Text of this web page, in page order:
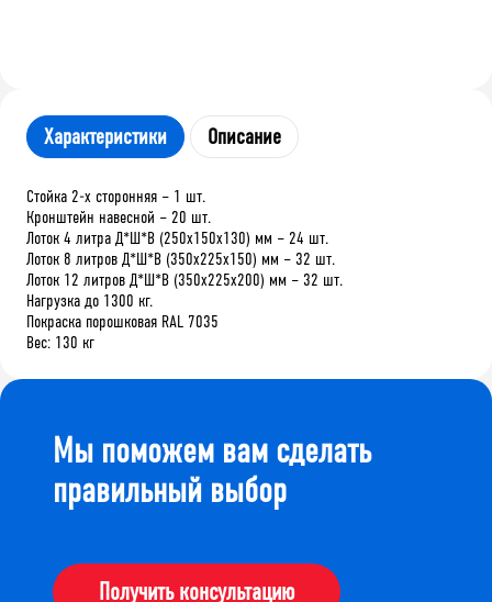
Характеристики Описание
Стойка 2-х сторонняя – 1 шт.
Кронштейн навесной – 20 шт.
Лоток 4 литра Д*Ш*В (250х150х130) мм – 24 шт.
Лоток 8 литров Д*Ш*В (350х225х150) мм – 32 шт.
Лоток 12 литров Д*Ш*В (350х225х200) мм – 32 шт.
Нагрузка до 1300 кг.
Покраска порошковая RAL 7035
Вес: 130 кг
Мы поможем вам сделать
правильный выбор
Получить консультацию